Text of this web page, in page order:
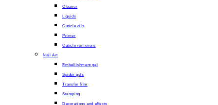
Cleaner
Liquids
Cuticle oils
Primer
Cuticle removers
Nail Art
Embellishment gel
Spider gels
Transfer film
Stamping
Decorations and effects